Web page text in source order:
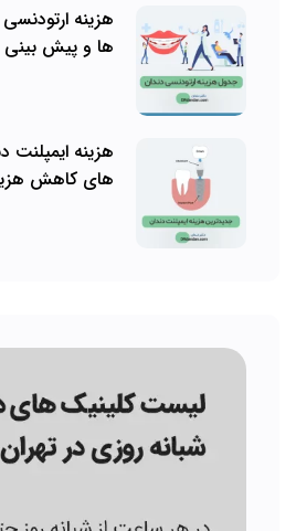
هزینه
ها و پیش بینی
هزینه
های کاهش